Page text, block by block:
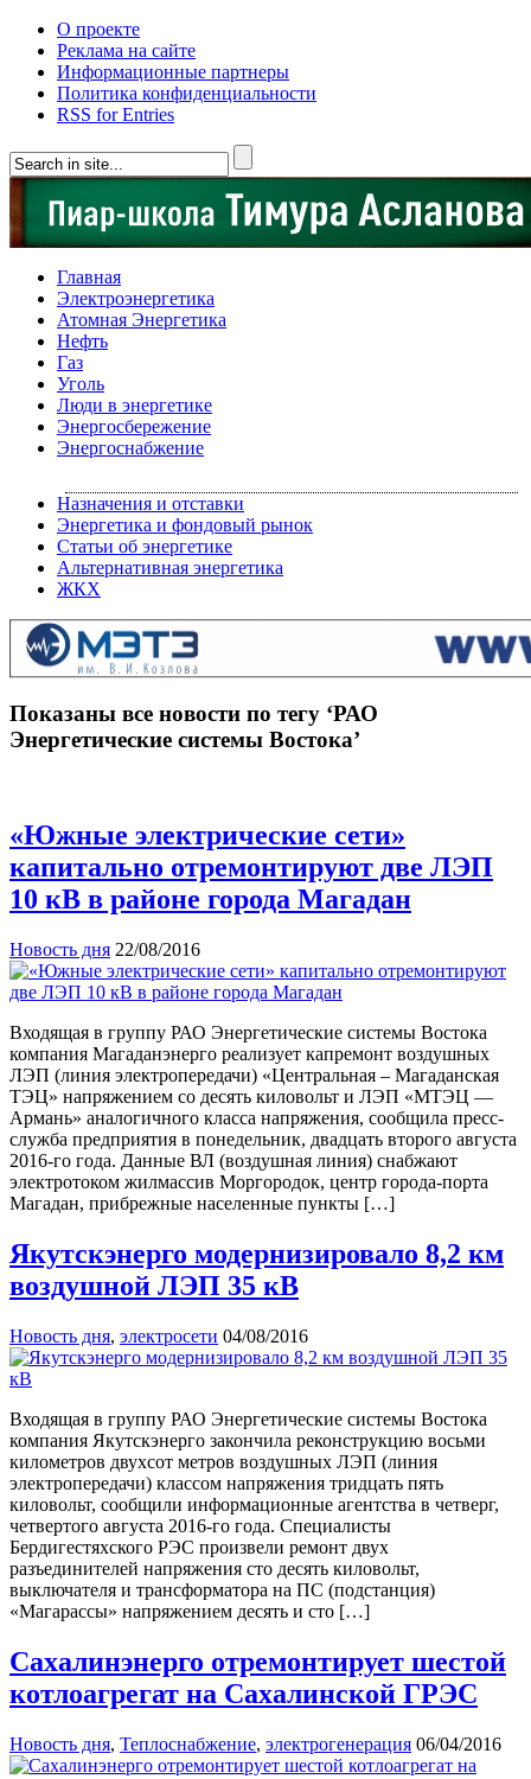
О проекте
Реклама на сайте
Информационные партнеры
Политика конфиденциальности
RSS for Entries
Главная
Электроэнергетика
Атомная Энергетика
Нефть
Газ
Уголь
Люди в энергетике
Энергосбережение
Энергоснабжение
Назначения и отставки
Энергетика и фондовый рынок
Статьи об энергетике
Альтернативная энергетика
ЖКХ
Показаны все новости по тегу ‘РАО
Энергетические системы Востока’
«Южные электрические сети»
капитально отремонтируют две ЛЭП
10 кВ в районе города Магадан
Новость дня 22/08/2016
Входящая в группу РАО Энергетические системы Востока
компания Магаданэнерго реализует капремонт воздушных
ЛЭП (линия электропередачи) «Центральная – Магаданская
ТЭЦ» напряжением со десять киловольт и ЛЭП «МТЭЦ —
Армань» аналогичного класса напряжения, сообщила пресс-
служба предприятия в понедельник, двадцать второго августа
2016-го года. Данные ВЛ (воздушная линия) снабжают
электротоком жилмассив Моргородок, центр города-порта
Магадан, прибрежные населенные пункты […]
Якутскэнерго модернизировало 8,2 км
воздушной ЛЭП 35 кВ
Новость дня, электросети 04/08/2016
Входящая в группу РАО Энергетические системы Востока
компания Якутскэнерго закончила реконструкцию восьми
километров двухсот метров воздушных ЛЭП (линия
электропередачи) классом напряжения тридцать пять
киловольт, сообщили информационные агентства в четверг,
четвертого августа 2016-го года. Специалисты
Бердигестяхского РЭС произвели ремонт двух
разъединителей напряжения сто десять киловольт,
выключателя и трансформатора на ПС (подстанция)
«Магарассы» напряжением десять и сто […]
Сахалинэнерго отремонтирует шестой
котлоагрегат на Сахалинской ГРЭС
Новость дня, Теплоснабжение, электрогенерация 06/04/2016